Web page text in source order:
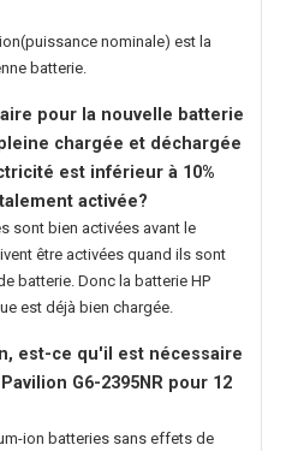
nominale) est la
batterie.
pour la nouvelle batterie
chargée et déchargée
est inférieur à 10%
activée?
sont bien activées avant le
être activées quand ils sont
batterie. Donc la batterie HP
est déjà bien chargée.
est-ce qu'il est nécessaire
G6-2395NR pour 12
ion batteries sans effets de